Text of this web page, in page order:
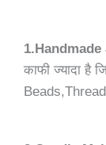
काफी ज्यादा